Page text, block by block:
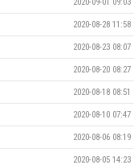
2020-09-01 09:03
2020-08-28 11:58
2020-08-23 08:07
2020-08-20 08:27
2020-08-18 08:51
2020-08-10 07:47
2020-08-06 08:19
2020-08-05 14:23